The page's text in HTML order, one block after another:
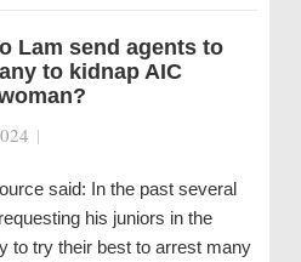
Lam send agents to
to kidnap AIC
|
said: In the past several
his juniors in the
to try their best to arrest many